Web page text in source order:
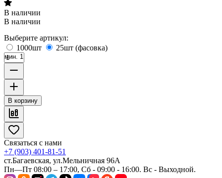
В наличии
В наличии
Выберите артикул:
1000шт
25шт (фасовка)
мин. 1
В корзину
Связаться с нами
+7 (903) 401-81-51
ст.Багаевская, ул.Мельничная 96А
Пн—Пт 08:00 – 17:00, Сб - 09:00 - 16:00. Вс - Выходной.